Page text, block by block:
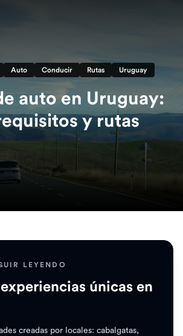
Auto Conducir Rutas Uruguay
auto en Uruguay:
y rutas
LEYENDO
únicas en
creadas por locales: cabalgatas,